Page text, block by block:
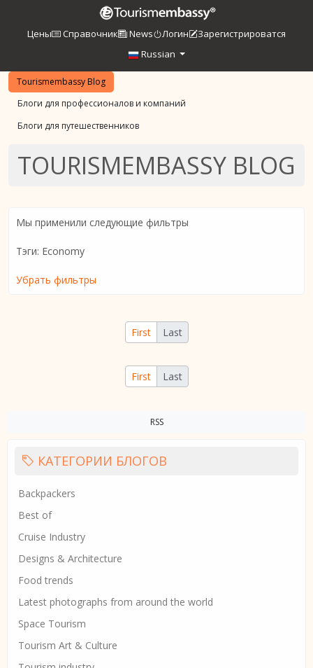
Цены Справочник News Логин
Зарегистрироватся
Russian
Tourismembassy Blog
Блоги для профессионалов и компаний
Блоги для путешественников
TOURISMEMBASSY BLOG
Мы применили следующие фильтры
Тэги: Economy
Убрать фильтры
First Last
First Last
RSS
КАТЕГОРИИ БЛОГОВ
Backpackers
Best of
Cruise Industry
Designs & Architecture
Food trends
Latest photographs from around the world
Space Tourism
Tourism Art & Culture